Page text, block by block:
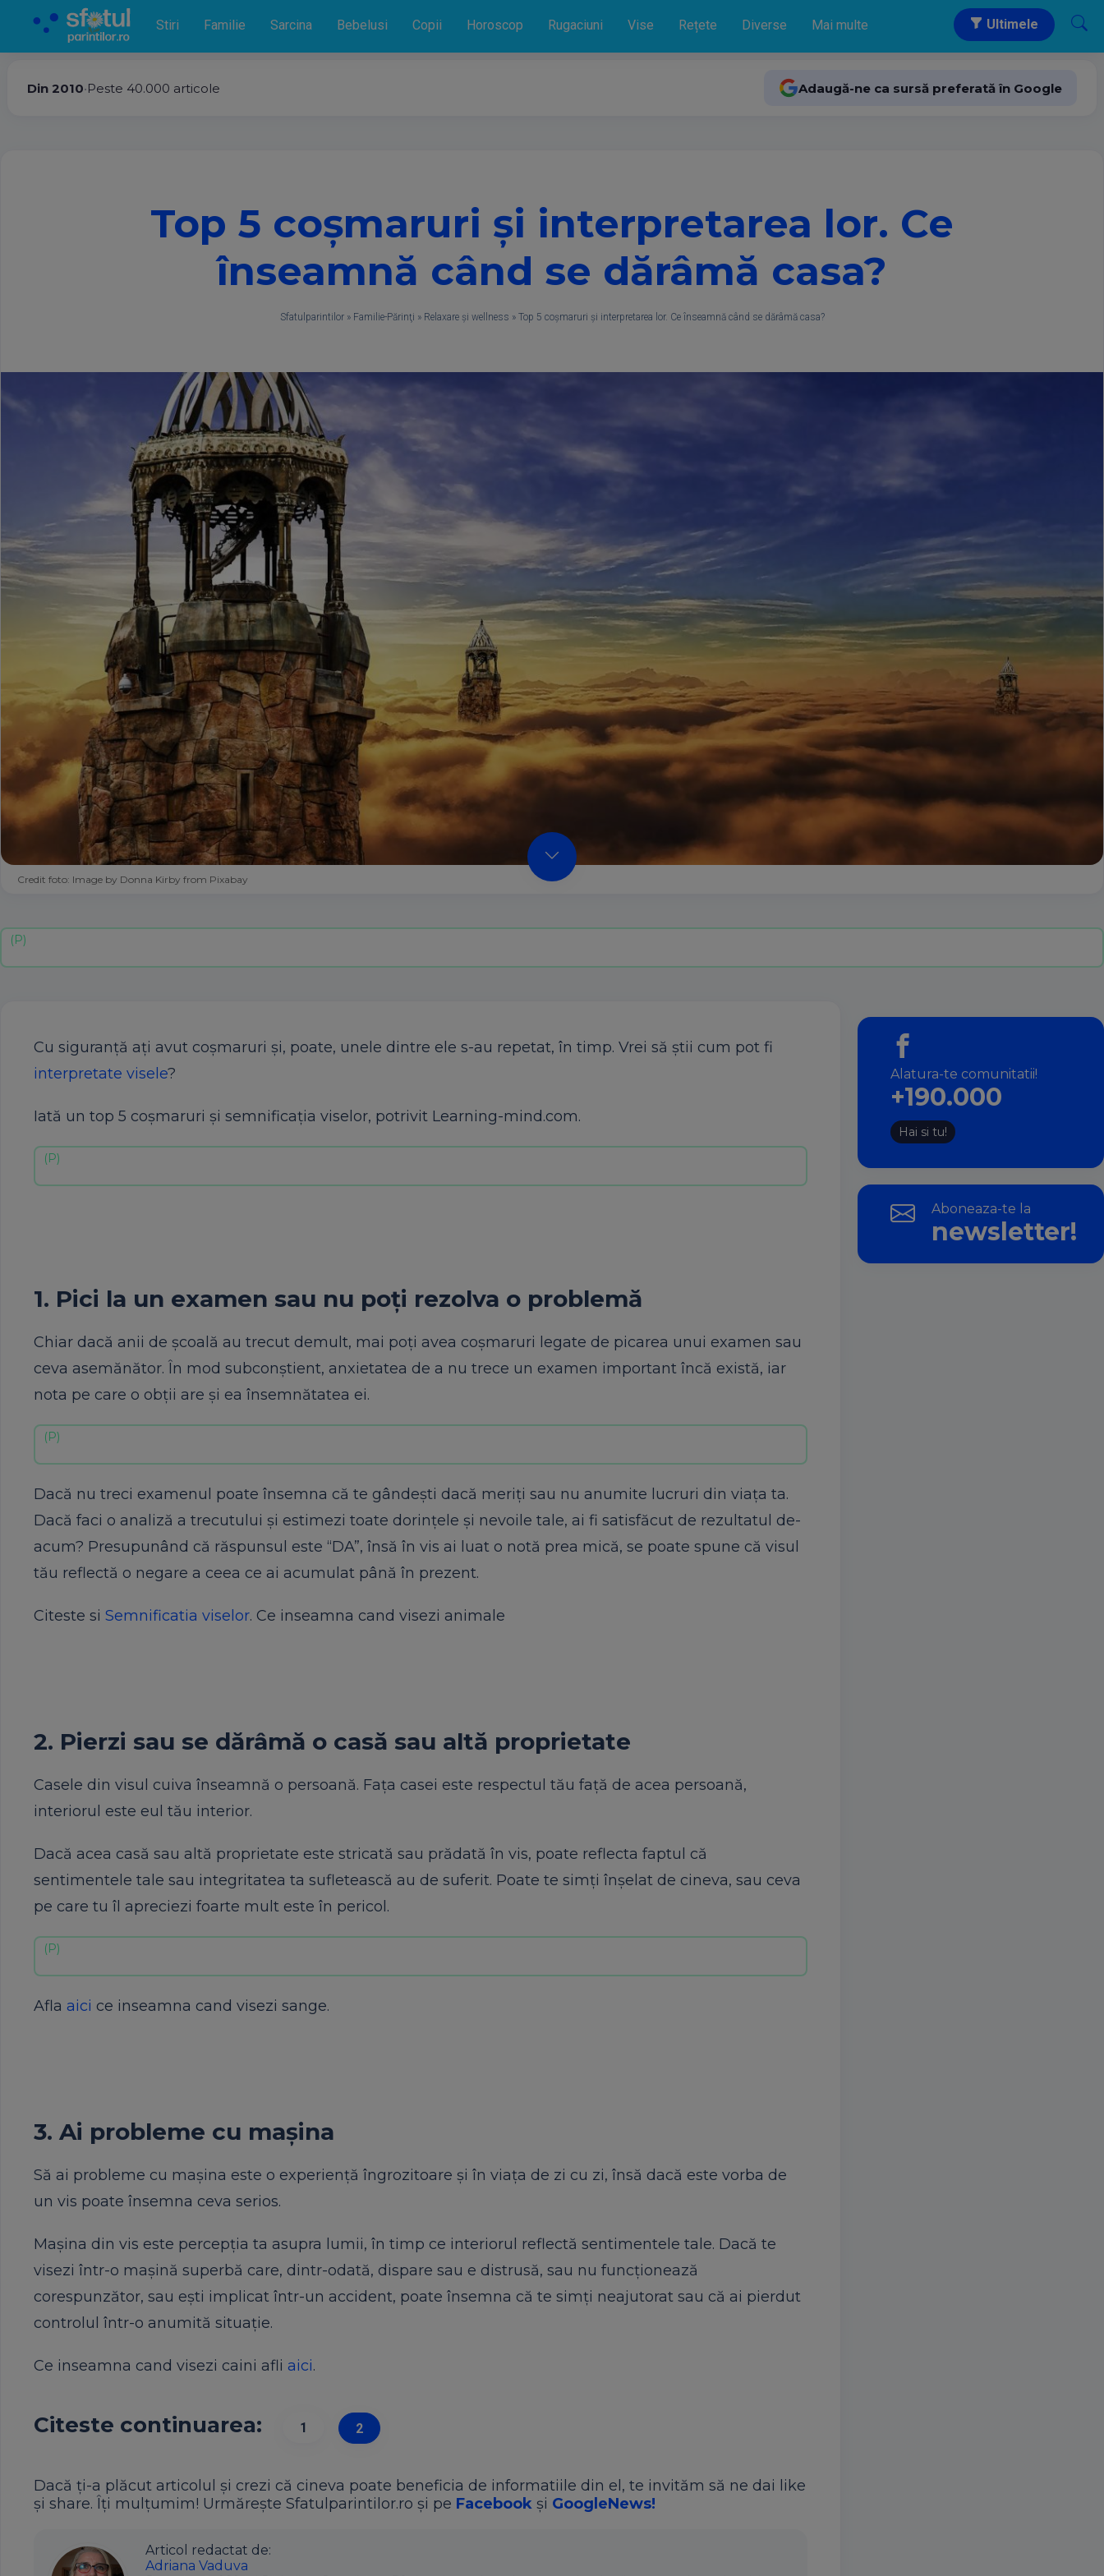
Stiri Familie Sarcina Bebelusi Copii Horoscop Rugaciuni Vise Rețete Diverse Mai multe Ultimele
Din 2010•Peste 40.000 articole Adaugă-ne ca sursă preferată în Google
Top 5 coșmaruri și interpretarea lor. Ce
înseamnă când se dărâmă casa?
Sfatulparintilor» Familie-Părinţi » Relaxare și wellness » Top 5 coșmaruri și interpretarea lor. Ce înseamnă când se dărâmă casa?
Credit foto: Image by Donna Kirby from Pixabay
Cu siguranță ați avut coșmaruri și, poate, unele dintre ele s-au repetat, în timp. Vrei să știi cum pot fi
interpretate visele?
Iată un top 5 coșmaruri și semnificația viselor, potrivit Learning-mind.com.
1. Pici la un examen sau nu poți rezolva o problemă
Chiar dacă anii de școală au trecut demult, mai poți avea coșmaruri legate de picarea unui examen sau
ceva asemănător. În mod subconștient, anxietatea de a nu trece un examen important încă există, iar
nota pe care o obții are și ea însemnătatea ei.
Dacă nu treci examenul poate însemna că te gândești dacă meriți sau nu anumite lucruri din viața ta.
Dacă faci o analiză a trecutului și estimezi toate dorințele și nevoile tale, ai fi satisfăcut de rezultatul de-
acum? Presupunând că răspunsul este “DA”, însă în vis ai luat o notă prea mică, se poate spune că visul
tău reflectă o negare a ceea ce ai acumulat până în prezent.
Citeste si Semnificatia viselor. Ce inseamna cand visezi animale
2. Pierzi sau se dărâmă o casă sau altă proprietate
Casele din visul cuiva înseamnă o persoană. Fața casei este respectul tău față de acea persoană,
interiorul este eul tău interior.
Dacă acea casă sau altă proprietate este stricată sau prădată în vis, poate reflecta faptul că
sentimentele tale sau integritatea ta sufletească au de suferit. Poate te simți înșelat de cineva, sau ceva
pe care tu îl apreciezi foarte mult este în pericol.
Afla aici ce inseamna cand visezi sange.
3. Ai probleme cu mașina
Să ai probleme cu mașina este o experiență îngrozitoare și în viața de zi cu zi, însă dacă este vorba de
un vis poate însemna ceva serios.
Mașina din vis este percepția ta asupra lumii, în timp ce interiorul reflectă sentimentele tale. Dacă te
visezi într-o mașină superbă care, dintr-odată, dispare sau e distrusă, sau nu funcționează
corespunzător, sau ești implicat într-un accident, poate însemna că te simți neajutorat sau că ai pierdut
controlul într-o anumită situație.
Ce inseamna cand visezi caini afli aici.
Citeste continuarea: 1 2
Dacă ți-a plăcut articolul și crezi că cineva poate beneficia de informatiile din el, te invităm să ne dai like
și share. Îți mulțumim! Urmărește Sfatulparintilor.ro și pe Facebook și GoogleNews!
Articol redactat de:
Adriana Vaduva
Alatura-te comunitatii!
+190.000
Hai si tu!
Aboneaza-te la
newsletter!